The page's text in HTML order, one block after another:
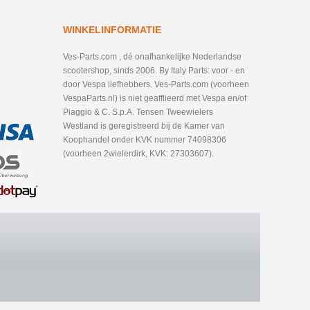
WINKELINFORMATIE
Ves-Parts.com , dé onafhankelijke Nederlandse
scootershop, sinds 2006. By Italy Parts: voor - en
door Vespa liefhebbers. Ves-Parts.com (voorheen
VespaParts.nl) is niet geafflieerd met Vespa en/of
Piaggio & C. S.p.A. Tensen Tweewielers
Westland is geregistreerd bij de Kamer van
Koophandel onder KVK nummer 74098306
(voorheen 2wielerdirk, KVK: 27303607).